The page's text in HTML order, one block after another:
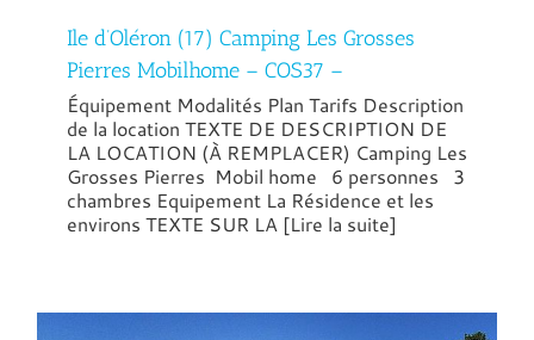
Ile d’Oléron (17) Camping Les Grosses
Pierres Mobilhome – COS37 –
Équipement Modalités Plan Tarifs Description
de la location TEXTE DE DESCRIPTION DE
LA LOCATION (À REMPLACER) Camping Les
Grosses Pierres Mobil home 6 personnes 3
chambres Equipement La Résidence et les
environs TEXTE SUR LA [Lire la suite]